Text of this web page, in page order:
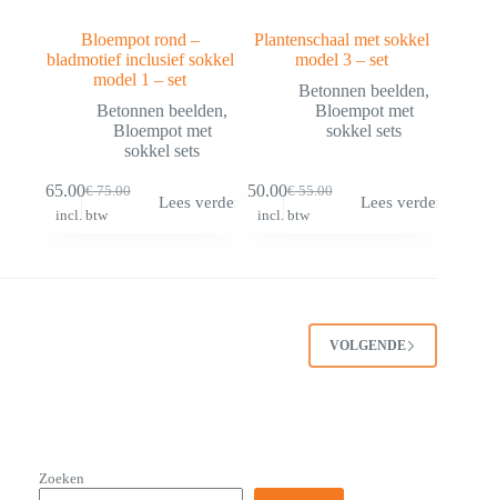
Bloempot rond –
bladmotief inclusief sokkel
model 1 – set
Betonnen beelden,
Bloempot met
sokkel sets
€75.00
65.00
incl. btw
Lees verder
Plantenschaal met sokkel
model 3 – set
Betonnen beelden,
Bloempot met
sokkel sets
€55.00
50.00
incl. btw
Lees verder
VOLGENDE
Zoeken